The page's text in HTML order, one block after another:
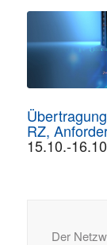
RZ,
15.10.-
Der